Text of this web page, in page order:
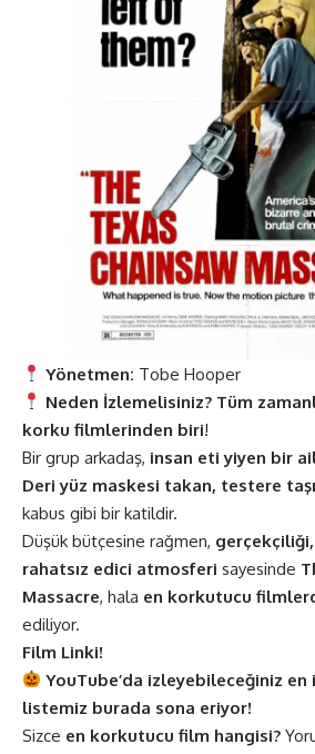
Yönetmen: Tobe Hooper
Neden İzlemelisiniz? Tüm
korku filmlerinden biri!
Bir grup arkadaş, insan eti yiyen bir
Deri yüz maskesi takan, testere
kabus gibi bir katildir.
Düşük bütçesine rağmen,
rahatsız edici atmosferi sayesinde
Massacre, hala en korkutucu
ediliyor.
Film Linki!
YouTube’da izleyebileceğiniz en
listemiz burada sona eriyor!
Sizce en korkutucu film hangisi?